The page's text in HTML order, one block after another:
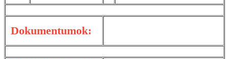
Dokumentumok: